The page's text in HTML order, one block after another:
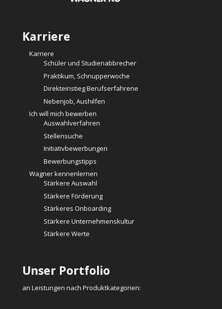
Karriere
Karriere
Schüler und Studienabbrecher
Praktikum, Schnupperwoche
Direkteinstieg Berufserfahrene
Nebenjob, Aushilfen
Ich will mich bewerben
Auswahlverfahren
Stellensuche
Initiativbewerbungen
Bewerbungstipps
Wagner kennenlernen
Stärkere Auswahl
Stärkere Förderung
Stärkeres Onboarding
Stärkere Unternehmenskultur
Stärkere Werte
Unser Portfolio
an Leistungen nach Produktkategorien: